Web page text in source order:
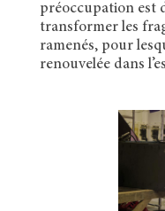
préoccupation est
transformer les
ramenés, pour
renouvelée dans